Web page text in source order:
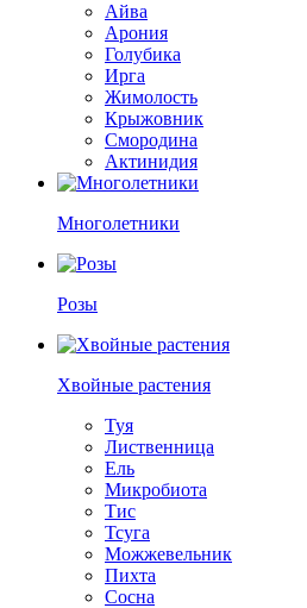
Айва
Арония
Голубика
Ирга
Жимолость
Крыжовник
Смородина
Актинидия
Многолетники
Розы
Хвойные растения
Туя
Лиственница
Ель
Микробиота
Тис
Тсуга
Можжевельник
Пихта
Сосна